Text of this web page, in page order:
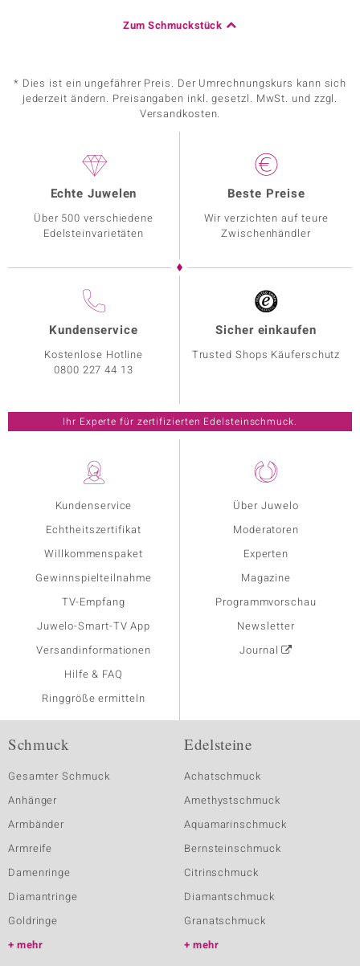
Zum Schmuckstück
* Dies ist ein ungefährer Preis. Der Umrechnungskurs kann sich
jederzeit ändern. Preisangaben inkl. gesetzl. MwSt. und zzgl.
Versandkosten.
Kundenservice
Echtheitszertifikat
Willkommenspaket
Gewinnspielteilnahme
TV-Empfang
Juwelo-Smart-TV App
Versandinformationen
Hilfe & FAQ
Ringgröße ermitteln
Über Juwelo
Moderatoren
Experten
Magazine
Programmvorschau
Newsletter
Journal
Echte Juwelen
Über 500 verschiedene
Edelsteinvarietäten
Beste Preise
Wir verzichten auf teure
Zwischenhändler
Kundenservice
Kostenlose Hotline
0800 227 44 13
Sicher einkaufen
Trusted Shops Käuferschutz
Ihr Experte für zertifizierten Edelsteinschmuck.
Schmuck
Gesamter Schmuck
Anhänger
Armbänder
Armreife
Damenringe
Diamantringe
Goldringe
mehr
Edelsteine
Achatschmuck
Amethystschmuck
Aquamarinschmuck
Bernsteinschmuck
Citrinschmuck
Diamantschmuck
Granatschmuck
mehr